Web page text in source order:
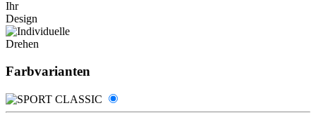
Ihr
Design
Drehen
Farbvarianten